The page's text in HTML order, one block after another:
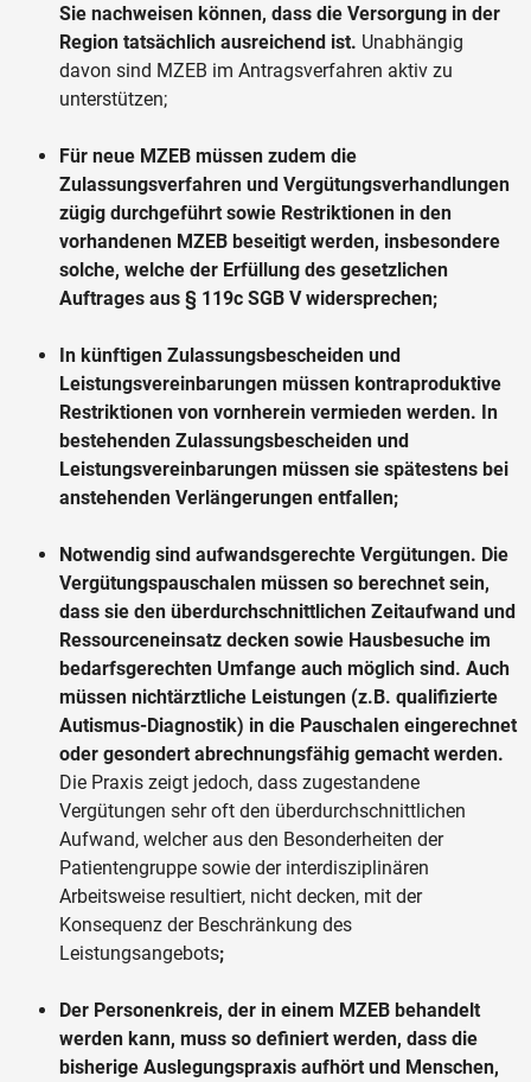
Sie nachweisen können, dass die Versorgung in der
Region tatsächlich ausreichend ist. Unabhängig
davon sind MZEB im Antragsverfahren aktiv zu
unterstützen;
Für neue MZEB müssen zudem die
Zulassungsverfahren und Vergütungsverhandlungen
zügig durchgeführt sowie Restriktionen in den
vorhandenen MZEB beseitigt werden, insbesondere
solche, welche der Erfüllung des gesetzlichen
Auftrages aus § 119c SGB V widersprechen;
In künftigen Zulassungsbescheiden und
Leistungsvereinbarungen müssen kontraproduktive
Restriktionen von vornherein vermieden werden. In
bestehenden Zulassungsbescheiden und
Leistungsvereinbarungen müssen sie spätestens bei
anstehenden Verlängerungen entfallen;
Notwendig sind aufwandsgerechte Vergütungen. Die
Vergütungspauschalen müssen so berechnet sein,
dass sie den überdurchschnittlichen Zeitaufwand und
Ressourceneinsatz decken sowie Hausbesuche im
bedarfsgerechten Umfange auch möglich sind. Auch
müssen nichtärztliche Leistungen (z.B. qualifizierte
Autismus-Diagnostik) in die Pauschalen eingerechnet
oder gesondert abrechnungsfähig gemacht werden.
Die Praxis zeigt jedoch, dass zugestandene
Vergütungen sehr oft den überdurchschnittlichen
Aufwand, welcher aus den Besonderheiten der
Patientengruppe sowie der interdisziplinären
Arbeitsweise resultiert, nicht decken, mit der
Konsequenz der Beschränkung des
Leistungsangebots;
Der Personenkreis, der in einem MZEB behandelt
werden kann, muss so definiert werden, dass die
bisherige Auslegungspraxis aufhört und Menschen,